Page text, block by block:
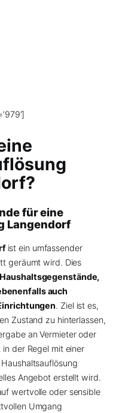
für eine
Langendorf
ist ein umfassender
geräumt wird. Dies
auch
. Ziel ist es,
Zustand zu hinterlassen,
an Vermieter oder
der Regel mit einer
Angebot erstellt wird.
wertvolle oder sensible
Umgang